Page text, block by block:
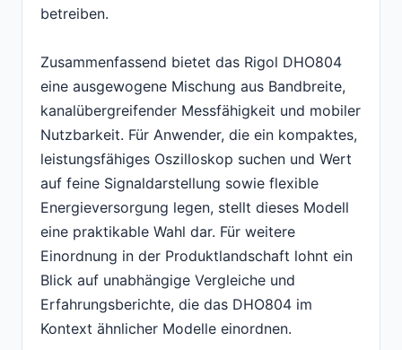
betreiben.
Zusammenfassend bietet das Rigol DHO804
eine ausgewogene Mischung aus Bandbreite,
kanalübergreifender Messfähigkeit und mobiler
Nutzbarkeit. Für Anwender, die ein kompaktes,
leistungsfähiges Oszilloskop suchen und Wert
auf feine Signaldarstellung sowie flexible
Energieversorgung legen, stellt dieses Modell
eine praktikable Wahl dar. Für weitere
Einordnung in der Produktlandschaft lohnt ein
Blick auf unabhängige Vergleiche und
Erfahrungsberichte, die das DHO804 im
Kontext ähnlicher Modelle einordnen.